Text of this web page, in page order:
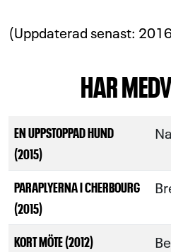
(Uppdaterad senast:
HAR
EN UPPSTOPPAD HUND
(2015)
PARAPLYERNA I CHERBOURG
(2015)
KORT MÖTE (2012)